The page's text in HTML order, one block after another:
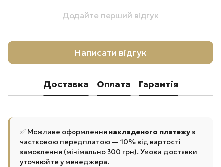
Додайте перший відгук
Написати відгук
Доставка Оплата Гарантія
✅ Можливе оформлення накладеного платежуз
частковою передплатою — 10% від вартості
замовлення (мінімально 300 грн). Умови доставки
уточнюйте у менеджера.